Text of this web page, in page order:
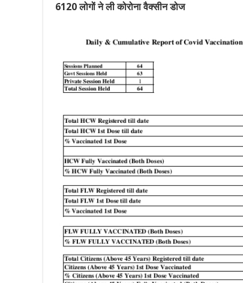
6120 लोगों ने ली कोरोना वैक्सीन डोज